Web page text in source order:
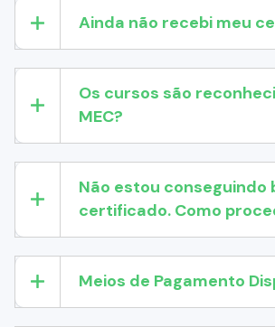
Ainda não recebi meu
Os cursos são
MEC?
Não estou conseguindo
certificado. Como
Meios de Pagamento